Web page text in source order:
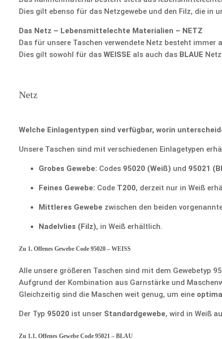
Dies gilt ebenso für das Netzgewebe und den Filz, die in
Das Netz – Lebensmittelechte Materialien – NETZ
Das für unsere Taschen verwendete Netz besteht
Dies gilt sowohl für das WEISSE als auch das BLAUE
Netz
Welche Einlagentypen sind verfügbar, worin
Unsere Taschen sind mit verschiedenen Einlagetypen
Grobes Gewebe: Codes 95020 (Weiß) und 95021
Feines Gewebe: Code T200, derzeit nur in Weiß
Mittleres Gewebe zwischen den beiden
Nadelvlies (Filz), in Weiß erhältlich.
Zu 1. Offenes Gewebe Code 95020 – WEISS
Alle unsere größeren Taschen sind mit dem Gewebetyp
Aufgrund der Kombination aus Garnstärke und
Gleichzeitig sind die Maschen weit genug, um eine
Der Typ 95020 ist unser Standardgewebe, wird in Weiß
Zu 1.1. Offenes Gewebe Code 95021 – BLAU